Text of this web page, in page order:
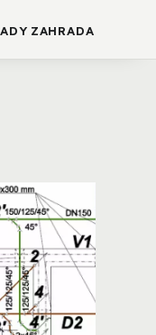
ZAHRADA